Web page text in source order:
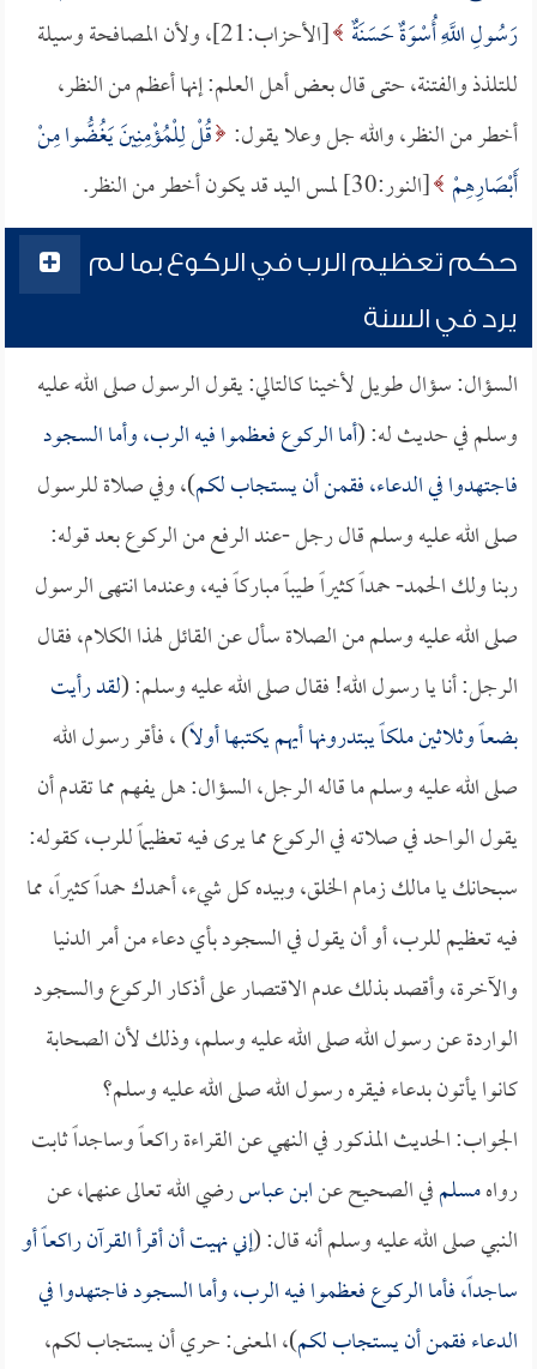
رَسُولِ اللَّهِ أُسْوَةٌ حَسَنَةٌ
[الأحزاب:21]، ولأن المصافحة وسيلة
للتلذذ والفتنة، حتى قال بعض أهل العلم: إنها أعظم من النظر،
أخطر من النظر، والله جل وعلا يقول: قُلْ لِلْمُؤْمِنِينَ يَغُضُّوا مِنْ
أَبْصَارِهِمْ [النور:30] لمس اليد قد يكون أخطر من النظر.
حكم تعظيم الرب في الركوع بما لم
يرد في السنة
السؤال: سؤال طويل لأخينا كالتالي: يقول الرسول صلى الله عليه
وسلم في حديث له: (أما الركوع فعظموا فيه الرب، وأما السجود
فاجتهدوا في الدعاء، فقمن أن يستجاب لكم)، وفي صلاة للرسول
صلى الله عليه وسلم قال رجل -عند الرفع من الركوع بعد قوله:
ربنا ولك الحمد- حمداً كثيراً طيباً مباركاً فيه، وعندما انتهى الرسول
صلى الله عليه وسلم من الصلاة سأل عن القائل لهذا الكلام، فقال
الرجل: أنا يا رسول الله! فقال صلى الله عليه وسلم: (لقد رأيت
بضعاً وثلاثين ملكاً يبتدرونها أيهم يكتبها أولاً) ، فأقر رسول الله
صلى الله عليه وسلم ما قاله الرجل، السؤال: هل يفهم مما تقدم أن
يقول الواحد في صلاته في الركوع مما يرى فيه تعظيماً للرب، كقوله:
سبحانك يا مالك زمام الخلق، وبيده كل شيء، أحمدك حمداً كثيراً، مما
فيه تعظيم للرب، أو أن يقول في السجود بأي دعاء من أمر الدنيا
والآخرة، وأقصد بذلك عدم الاقتصار على أذكار الركوع والسجود
الواردة عن رسول الله صلى الله عليه وسلم، وذلك لأن الصحابة
كانوا يأتون بدعاء فيقره رسول الله صلى الله عليه وسلم؟
الجواب: الحديث المذكور في النهي عن القراءة راكعاً وساجداً ثابت
رواهمسلمفي الصحيح عنابن عباسرضي الله تعالى عنهما، عن
النبي صلى الله عليه وسلم أنه قال: (إني نهيت أن أقرأ القرآن راكعاً أو
ساجداً، فأما الركوع فعظموا فيه الرب، وأما السجود فاجتهدوا في
الدعاء فقمن أن يستجاب لكم)، المعنى: حري أن يستجاب لكم،